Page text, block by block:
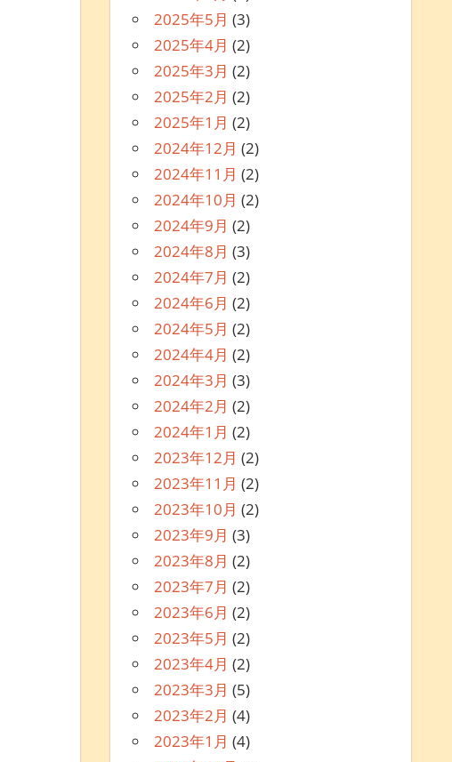
2025年5月 (3)
2025年4月 (2)
2025年3月 (2)
2025年2月 (2)
2025年1月 (2)
2024年12月 (2)
2024年11月 (2)
2024年10月 (2)
2024年9月 (2)
2024年8月 (3)
2024年7月 (2)
2024年6月 (2)
2024年5月 (2)
2024年4月 (2)
2024年3月 (3)
2024年2月 (2)
2024年1月 (2)
2023年12月 (2)
2023年11月 (2)
2023年10月 (2)
2023年9月 (3)
2023年8月 (2)
2023年7月 (2)
2023年6月 (2)
2023年5月 (2)
2023年4月 (2)
2023年3月 (5)
2023年2月 (4)
2023年1月 (4)